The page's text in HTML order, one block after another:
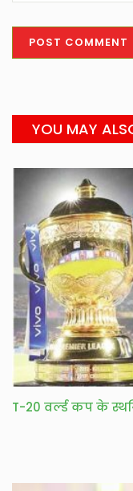
YOU MAY
T-20 वर्ल्ड कप के